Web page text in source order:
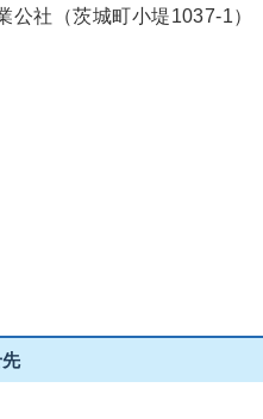
公社（茨城町小堤1037-1）